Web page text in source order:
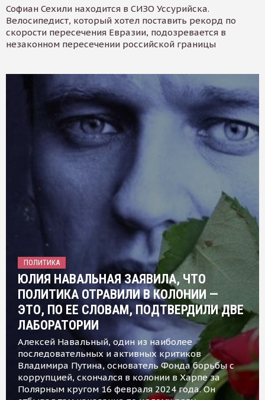
Софиан Сехили находится в СИЗО Уссурийска.
Велосипедист, который хотел поставить рекорд по
скорости пересечения Евразии, подозревается в
незаконном пересечении российской границы
ПОЛИТИКА
ЮЛИЯ НАВАЛЬНАЯ ЗАЯВИЛА, ЧТО
ПОЛИТИКА ОТРАВИЛИ В КОЛОНИИ —
ЭТО, ПО ЕЕ СЛОВАМ, ПОДТВЕРДИЛИ ДВЕ
ЛАБОРАТОРИИ
Алексей Навальный, один из наиболее
последовательных и активных критиков
Владимира Путина, основатель Фонда борьбы с
коррупцией, скончался в колонии в Харпе за
Полярным кругом 16 февраля 2024 года. Он